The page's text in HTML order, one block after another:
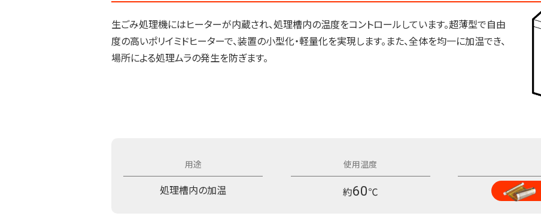
生ごみ処理機にはヒーターが内蔵され、処理槽内の温度をコントロールしています。超薄型で自由
度の高いポリイミドヒーターで、装置の小型化・軽量化を実現します。また、全体を均一に加温でき、
場所による処理ムラの発生を防ぎます。
処理槽内の加温 約60℃